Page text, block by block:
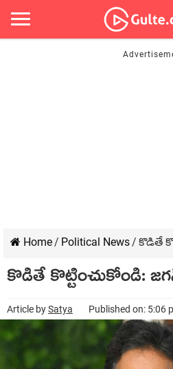
Home/ Political News/ కొడితే
కొడితే కొట్టించుకోండి:
Article bySatya Published on: 5:06